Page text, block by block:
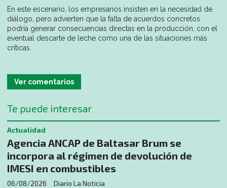
En este escenario, los empresarios insisten en la necesidad de
diálogo, pero advierten que la falta de acuerdos concretos
podría generar consecuencias directas en la producción, con el
eventual descarte de leche como una de las situaciones más
críticas.
Ver comentarios
Te puede interesar
Agencia ANCAP de Baltasar Brum se
incorpora al régimen de devolución de
IMESI en combustibles
Diario La Noticia
Actualidad
06/08/2026